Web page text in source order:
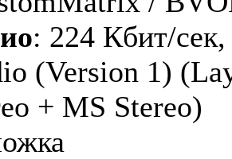
: 224 Кбит/
(Version 1)
+ MS Stereo)